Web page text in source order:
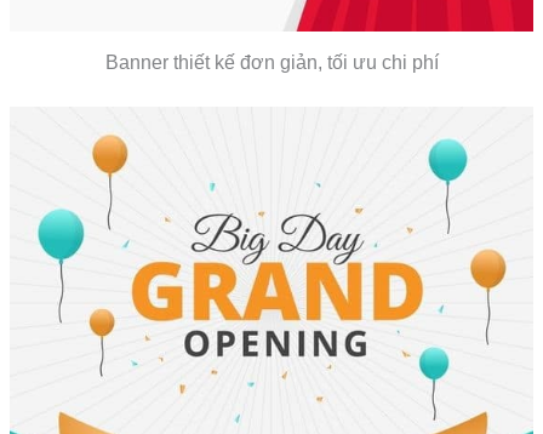
Banner thiết kế đơn giản, tối ưu chi phí